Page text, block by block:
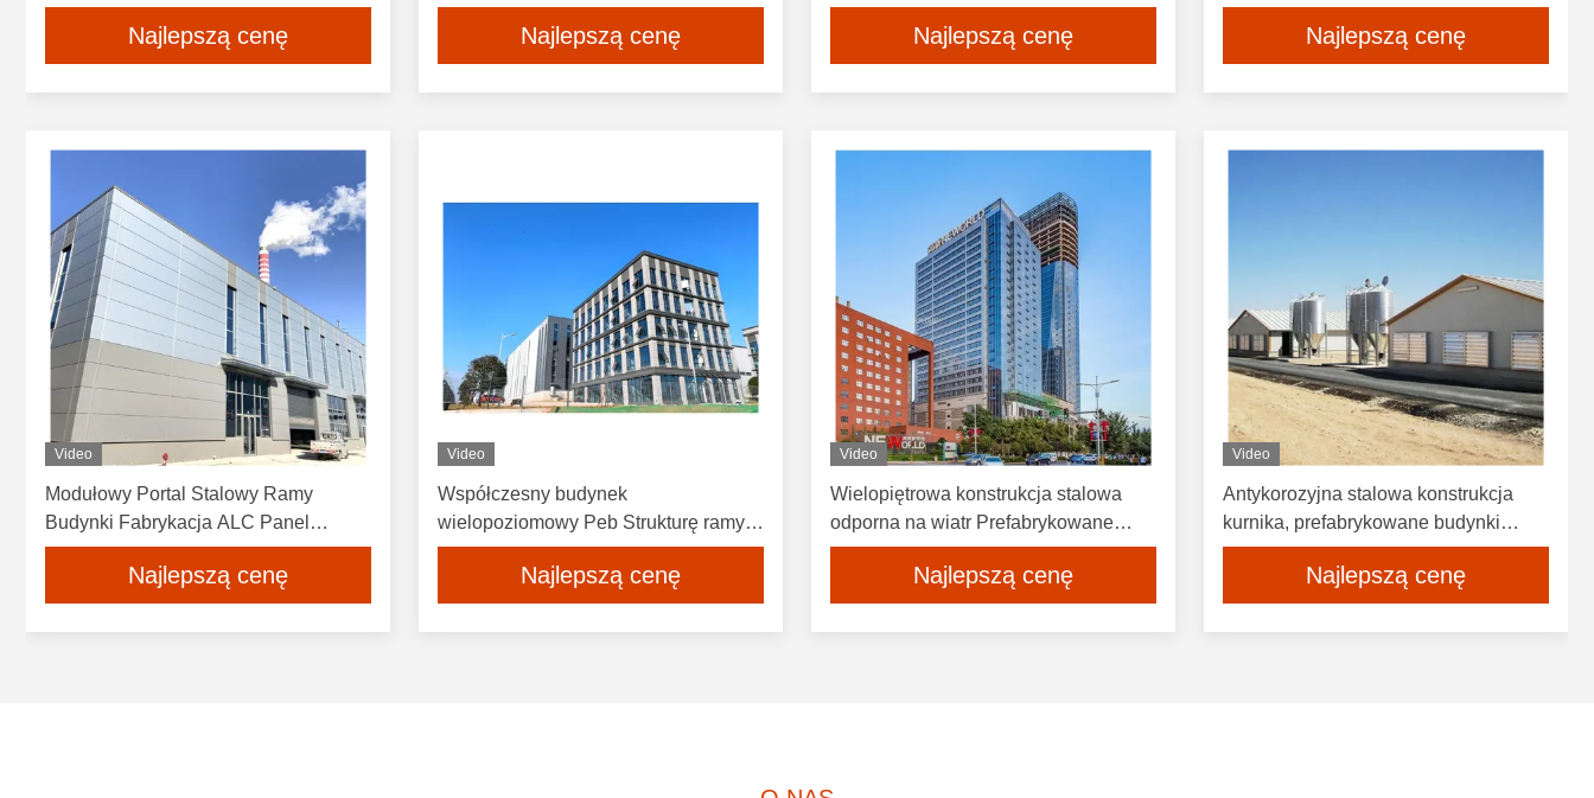
stalowej prefabrykowanej, modułowej,
przeciwwybuchowej
Najlepszą cenę
prefabrykowane centrum handlowe
Najlepszą cenę Najlepszą cenę
Budownictwo Składnia Szpa
FabrykacjaNajlepszą cenę
Video
Modułowy Portal Stalowy Ramy
Budynki Fabrykacja ALC Panel
ścienny Dostosowany
Najlepszą cenę
Video
Współczesny budynek
wielopoziomowy Peb Strukturę ramy
stalowej lekkie OEM
Najlepszą cenę
Video
Wielopiętrowa konstrukcja stalowa
odporna na wiatr Prefabrykowane
budynki warsztatowe Wieża
mieszkalnaNajlepszą cenę
Video
Antykorozyjna stalowa konstrukcja
kurnika, prefabrykowane budynki
przemysłowe, lekkie
Najlepszą cenę